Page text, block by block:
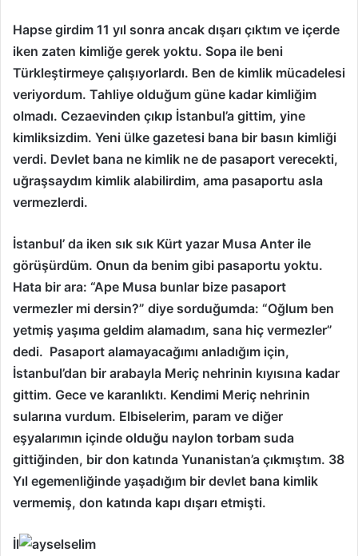
Hapse girdim 11 yıl sonra ancak dışarı çıktım ve içerde
iken zaten kimliğe gerek yoktu. Sopa ile beni
Türkleştirmeye çalışıyorlardı. Ben de kimlik mücadelesi
veriyordum. Tahliye olduğum güne kadar kimliğim
olmadı. Cezaevinden çıkıp İstanbul’a gittim, yine
kimliksizdim. Yeni ülke gazetesi bana bir basın kimliği
verdi. Devlet bana ne kimlik ne de pasaport verecekti,
uğraşsaydım kimlik alabilirdim, ama pasaportu asla
vermezlerdi.
İstanbul’ da iken sık sık Kürt yazar Musa Anter ile
görüşürdüm. Onun da benim gibi pasaportu yoktu.
Hata bir ara: “Ape Musa bunlar bize pasaport
vermezler mi dersin?” diye sorduğumda: “Oğlum ben
yetmiş yaşıma geldim alamadım, sana hiç vermezler”
dedi. Pasaport alamayacağımı anladığım için,
İstanbul’dan bir arabayla Meriç nehrinin kıyısına kadar
gittim. Gece ve karanlıktı. Kendimi Meriç nehrinin
sularına vurdum. Elbiselerim, param ve diğer
eşyalarımın içinde olduğu naylon torbam suda
gittiğinden, bir don katında Yunanistan’a çıkmıştım. 38
Yıl egemenliğinde yaşadığım bir devlet bana kimlik
vermemiş, don katında kapı dışarı etmişti.
İl